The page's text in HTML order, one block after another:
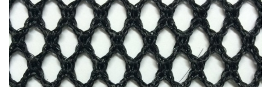
LƯỚI PHƠI NÔNG SẢN